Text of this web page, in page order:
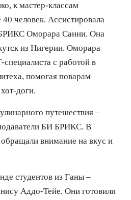
к мастер-классам
человек. Ассистировала
Оморара Санни. Она
из Нигерии. Оморара
с работой в
помогая поварам
доги.
путешествия –
БИ БРИКС. В
внимание на вкус и
студентов из Ганы –
Аддо-Тейе. Они готовили